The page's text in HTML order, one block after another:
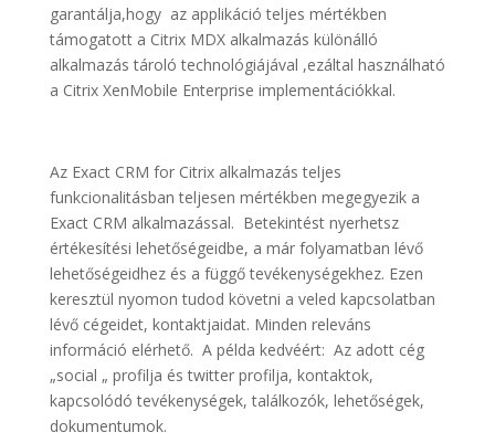
garantálja,hogy az applikáció teljes mértékben
támogatott a Citrix MDX alkalmazás különálló
alkalmazás tároló technológiájával ,ezáltal használható
a Citrix XenMobile Enterprise implementációkkal.
Az Exact CRM for Citrix alkalmazás teljes
funkcionalitásban teljesen mértékben megegyezik a
Exact CRM alkalmazással. Betekintést nyerhetsz
értékesítési lehetőségeidbe, a már folyamatban lévő
lehetőségeidhez és a függő tevékenységekhez. Ezen
keresztül nyomon tudod követni a veled kapcsolatban
lévő cégeidet, kontaktjaidat. Minden releváns
információ elérhető. A példa kedvéért: Az adott cég
„social „ profilja és twitter profilja, kontaktok,
kapcsolódó tevékenységek, találkozók, lehetőségek,
dokumentumok.